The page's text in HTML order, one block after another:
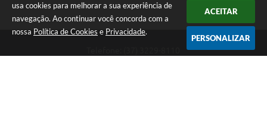
usa cookies para melhorar a sua experiência de
navegação. Ao continuar você concorda com a
nossa Política de Cookies e Privacidade.
ACEITAR
PERSONALIZAR